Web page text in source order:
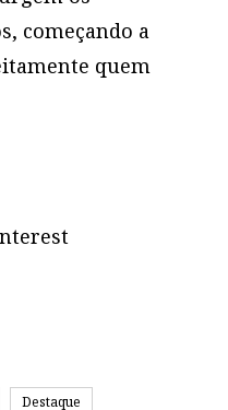
começando a
quem
Destaque